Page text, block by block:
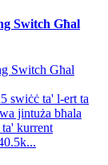
Switch Għal
swiċċ ta' l-ert ta
jintuża bħala
kurrent